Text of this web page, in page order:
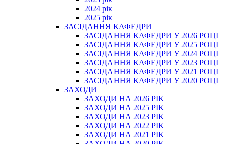
2024 рік
2025 рік
ЗАСІДАННЯ КАФЕДРИ
ЗАСІДАННЯ КАФЕДРИ У 2026 РОЦІ
ЗАСІДАННЯ КАФЕДРИ У 2025 РОЦІ
ЗАСІДАННЯ КАФЕДРИ У 2024 РОЦІ
ЗАСІДАННЯ КАФЕДРИ У 2023 РОЦІ
ЗАСІДАННЯ КАФЕДРИ У 2021 РОЦІ
ЗАСІДАННЯ КАФЕДРИ У 2020 РОЦІ
ЗАХОДИ
ЗАХОДИ НА 2026 РІК
ЗАХОДИ НА 2025 РІК
ЗАХОДИ НА 2023 РІК
ЗАХОДИ НА 2022 РІК
ЗАХОДИ НА 2021 РІК